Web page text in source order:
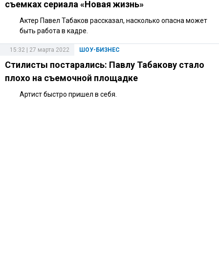
съемках сериала «Новая жизнь»
Актер Павел Табаков рассказал, насколько опасна может
быть работа в кадре.
ШОУ-БИЗНЕС
15:32 | 27 марта 2022
Стилисты постарались: Павлу Табакову стало
плохо на съемочной площадке
Артист быстро пришел в себя.